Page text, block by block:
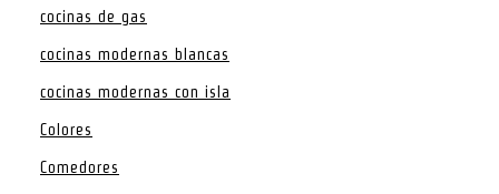
cocinas de gas
cocinas modernas blancas
cocinas modernas con isla
Colores
Comedores